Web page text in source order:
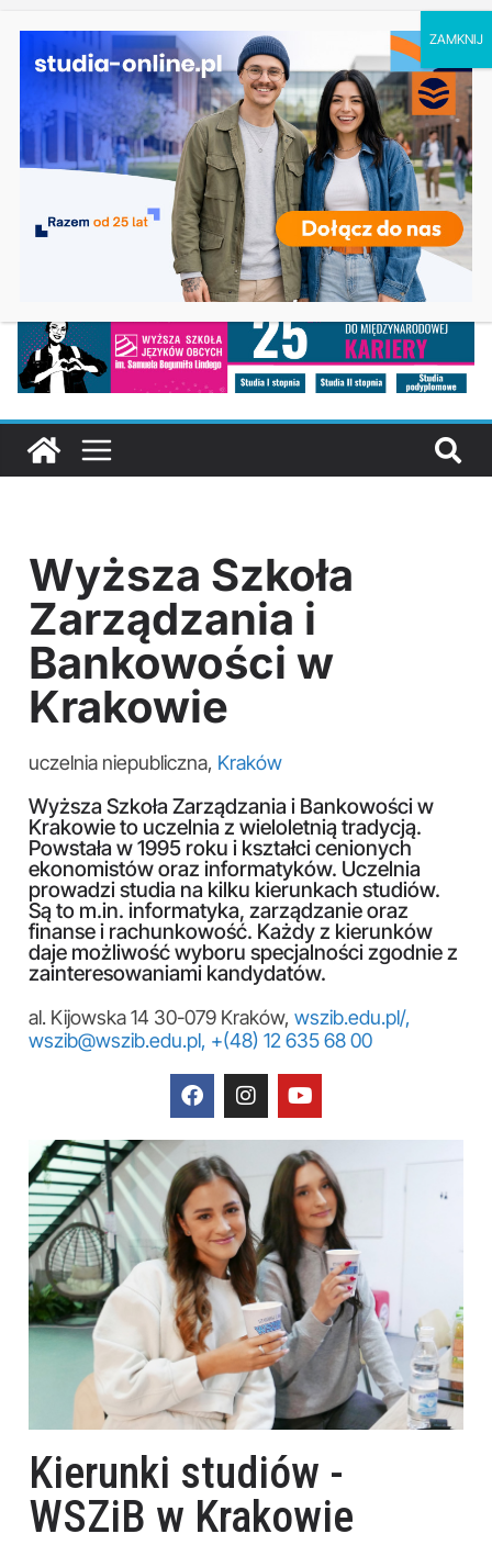
Ostatnie
wpisy:
Pedagogika przedszkolna i wczesnoszkolna w
Skierniewicach
Kosmetologia w Opolu
Logistyka – studia inżynierskie na Uniwersytecie
Szczecińskim
Elektroniczne przetwarzanie informacji w Krakowie
Prawo w Łomży
Wyższa Szkoła
Zarządzania i
Bankowości w
Krakowie
uczelnia niepubliczna, Kraków
Wyższa Szkoła Zarządzania i Bankowości w
Krakowie to uczelnia z wieloletnią tradycją.
Powstała w 1995 roku i kształci cenionych
ekonomistów oraz informatyków. Uczelnia
prowadzi studia na kilku kierunkach studiów.
Są to m.in. informatyka, zarządzanie oraz
finanse i rachunkowość. Każdy z kierunków
daje możliwość wyboru specjalności zgodnie z
zainteresowaniami kandydatów.
al. Kijowska 14 30-079 Kraków, wszib.edu.pl/,
wszib@wszib.edu.pl, +(48) 12 635 68 00
Kierunki studiów -
WSZiB w Krakowie